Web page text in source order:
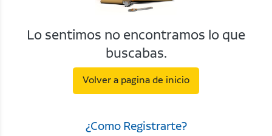
Lo sentimos no encontramos lo que
buscabas.
Volver a pagina de inicio
¿Como Registrarte?